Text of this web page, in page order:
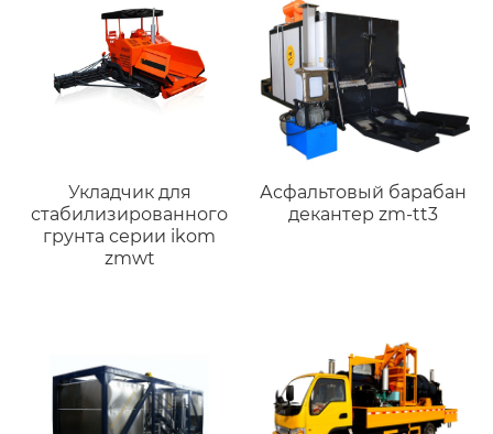
Укладчик для
стабилизированного
грунта серии ikom
zmwt
Асфальтовый барабан
декантер zm-tt3